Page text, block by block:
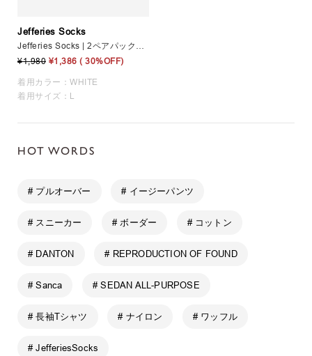
Jefferies Socks
Jefferies Socks | 2ペアパックソックス MEN
¥1,980 ¥1,386 ( 30%OFF)
着用カラー：WHITE
着用サイズ：L
HOT WORDS
# プルオーバー # イージーパンツ
# スニーカー # ボーダー # コットン
# DANTON # REPRODUCTION OF FOUND
# Sanca # SEDAN ALL-PURPOSE
# 長袖Tシャツ # ナイロン # ワッフル
# JefferiesSocks